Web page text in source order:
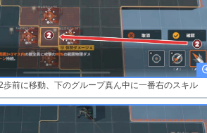
歩前に移動、下のグループ真ん中に一番右のスキル